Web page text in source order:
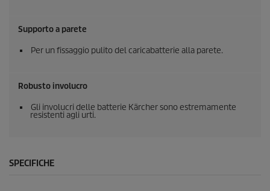
Supporto a parete
Per un fissaggio pulito del caricabatterie alla parete.
Robusto involucro
Gli involucri delle batterie Kärcher sono estremamente
resistenti agli urti.
SPECIFICHE